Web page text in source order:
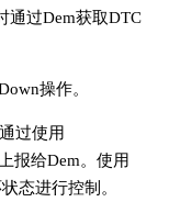
通过Dem获取DTC
操作。
过使用
报给Dem。使用
态进行控制。